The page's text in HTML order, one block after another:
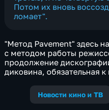
Потом их вновь
ломает".
"Метод Pavement" здесь
с методом работы
продолжение
диковина, обязательная
Новости кино и ТВ